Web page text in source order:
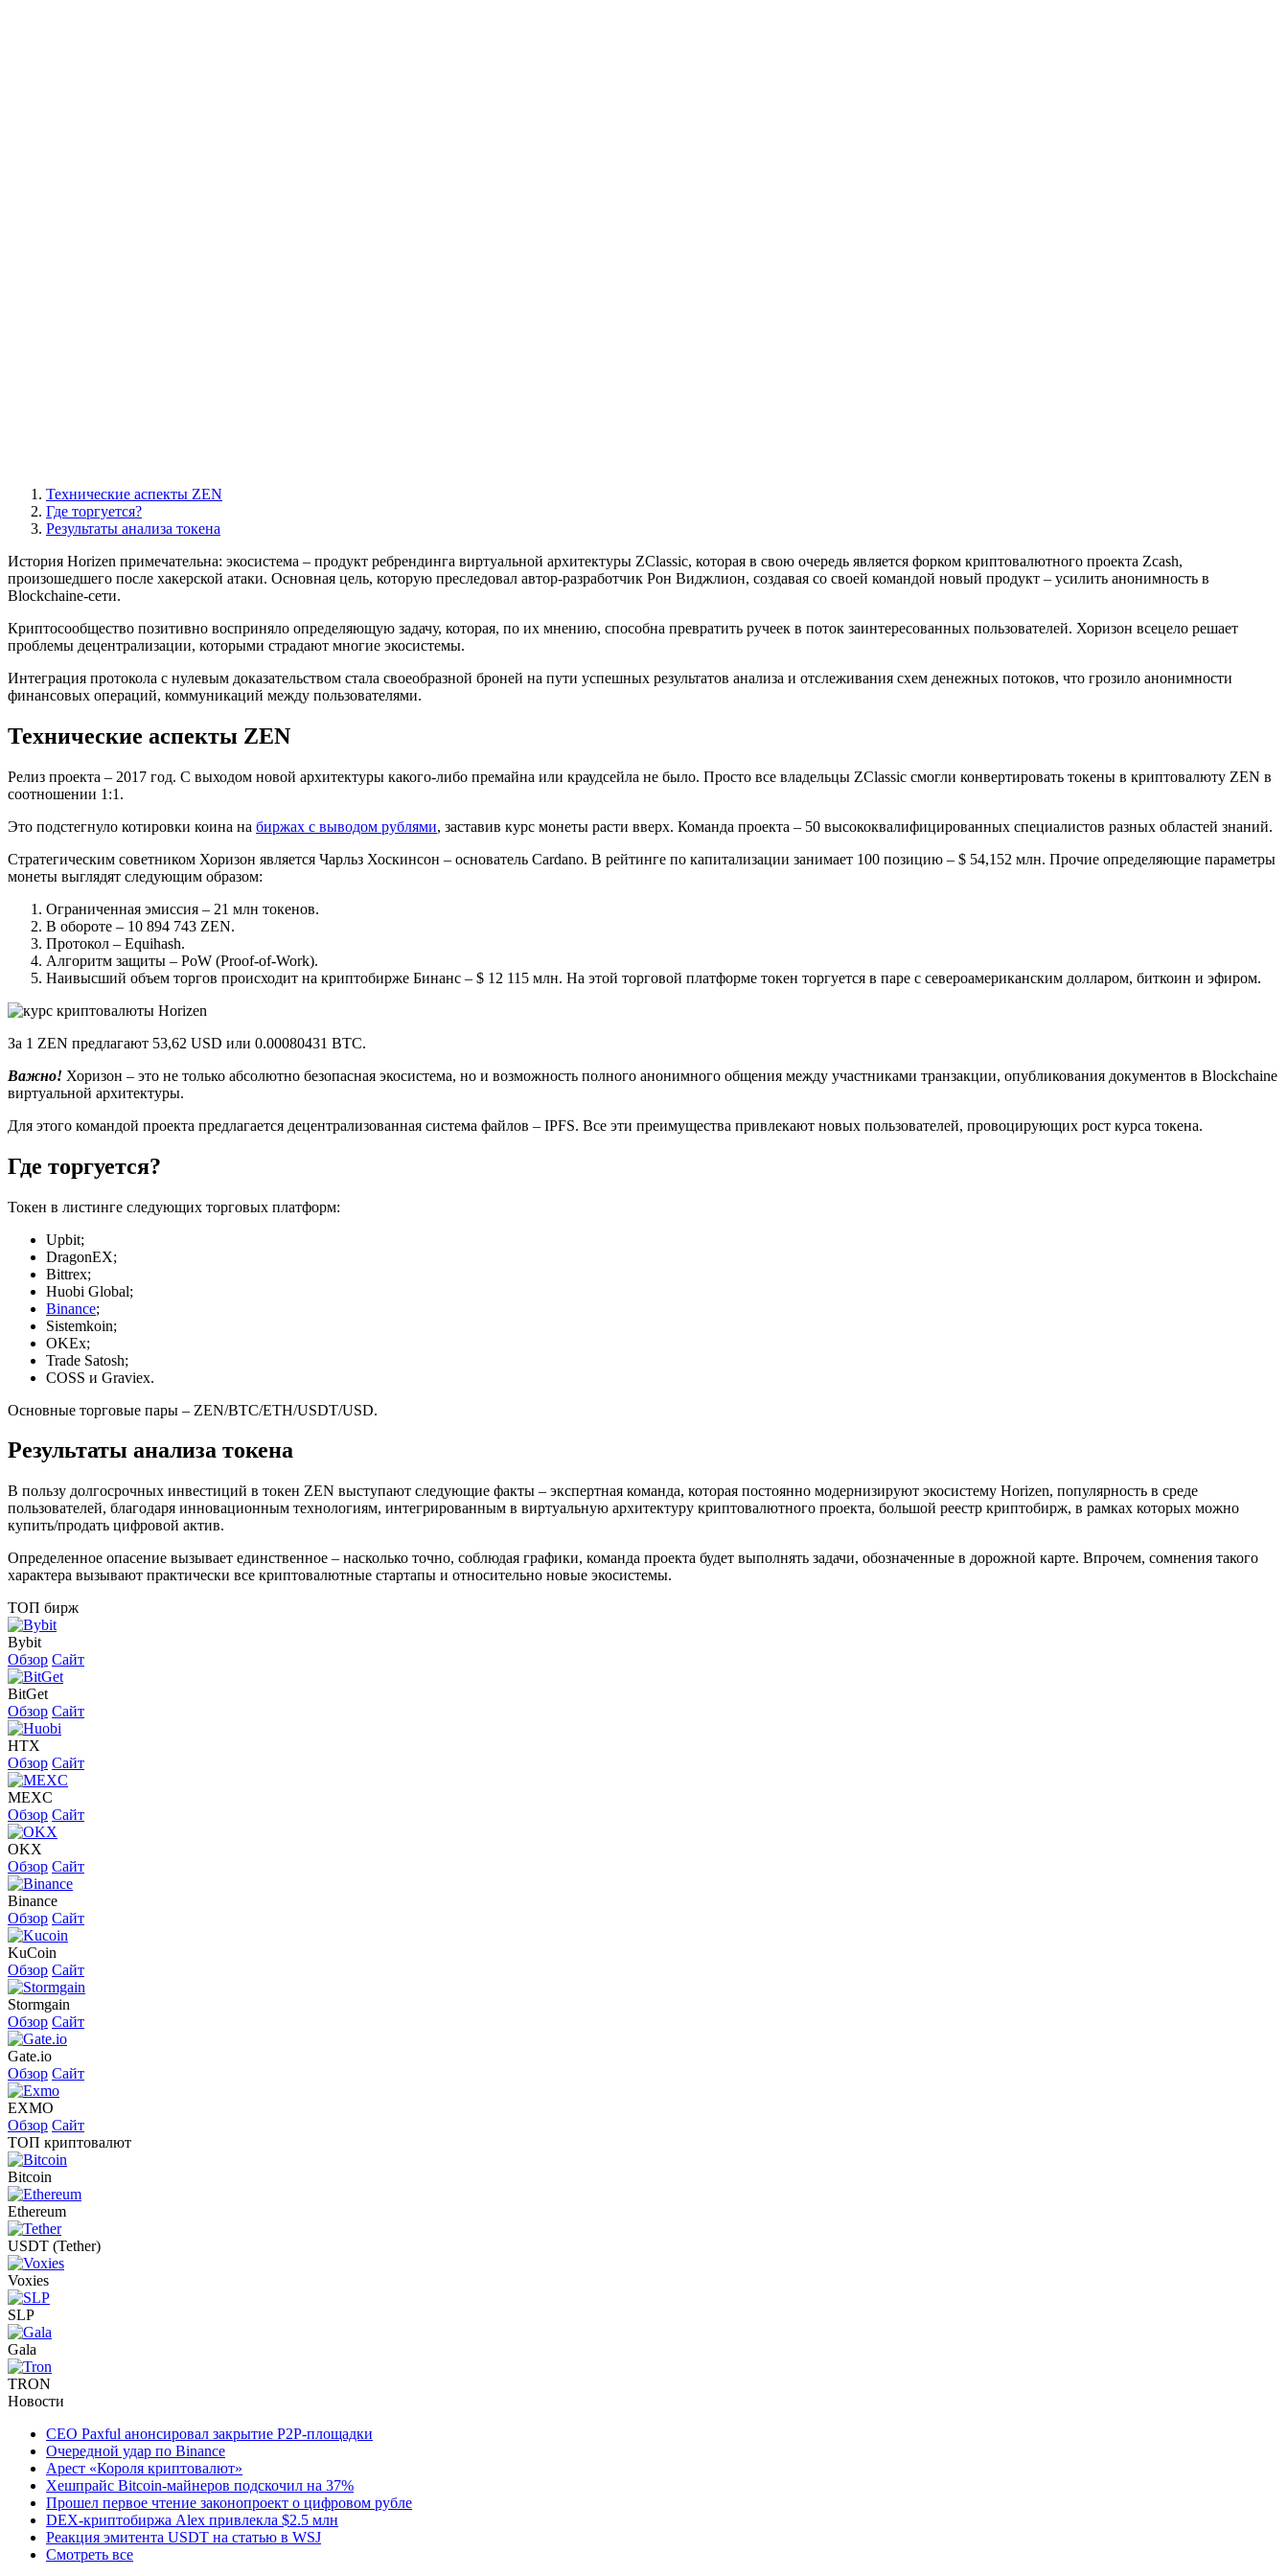
Технические аспекты ZEN
Где торгуется?
Результаты анализа токена
История Horizen примечательна: экосистема – продукт ребрендинга виртуальной архитектуры ZClassic, которая в свою очередь является форком криптовалютного проекта Zcash,
произошедшего после хакерской атаки. Основная цель, которую преследовал автор-разработчик Рон Виджлион, создавая со своей командой новый продукт – усилить анонимность в
Blockchaine-сети.
Криптосообщество позитивно восприняло определяющую задачу, которая, по их мнению, способна превратить ручеек в поток заинтересованных пользователей. Хоризон всецело решает
проблемы децентрализации, которыми страдают многие экосистемы.
Интеграция протокола с нулевым доказательством стала своеобразной броней на пути успешных результатов анализа и отслеживания схем денежных потоков, что грозило анонимности
финансовых операций, коммуникаций между пользователями.
Технические аспекты ZEN
Релиз проекта – 2017 год. С выходом новой архитектуры какого-либо премайна или краудсейла не было. Просто все владельцы ZClassic смогли конвертировать токены в криптовалюту ZEN в
соотношении 1:1.
Это подстегнуло котировки коина на биржах с выводом рублями, заставив курс монеты расти вверх. Команда проекта – 50 высококвалифицированных специалистов разных областей знаний.
Стратегическим советником Хоризон является Чарльз Хоскинсон – основатель Cardano. В рейтинге по капитализации занимает 100 позицию – $ 54,152 млн. Прочие определяющие параметры
монеты выглядят следующим образом:
Ограниченная эмиссия – 21 млн токенов.
В обороте – 10 894 743 ZEN.
Протокол – Equihash.
Алгоритм защиты – PoW (Proof-of-Work).
Наивысший объем торгов происходит на криптобирже Бинанс – $ 12 115 млн. На этой торговой платформе токен торгуется в паре с североамериканским долларом, биткоин и эфиром.
За 1 ZEN предлагают 53,62 USD или 0.00080431 BTC.
Важно! Хоризон – это не только абсолютно безопасная экосистема, но и возможность полного анонимного общения между участниками транзакции, опубликования документов в Blockchaine
виртуальной архитектуры.
Для этого командой проекта предлагается децентрализованная система файлов – IPFS. Все эти преимущества привлекают новых пользователей, провоцирующих рост курса токена.
Где торгуется?
Токен в листинге следующих торговых платформ:
Upbit;
DragonEX;
Bittrex;
Huobi Global;
Binance;
Sistemkoin;
OKEx;
Trade Satosh;
COSS и Graviex.
Основные торговые пары – ZEN/BTC/ETH/USDT/USD.
Результаты анализа токена
В пользу долгосрочных инвестиций в токен ZEN выступают следующие факты – экспертная команда, которая постоянно модернизируют экосистему Horizen, популярность в среде
пользователей, благодаря инновационным технологиям, интегрированным в виртуальную архитектуру криптовалютного проекта, большой реестр криптобирж, в рамках которых можно
купить/продать цифровой актив.
Определенное опасение вызывает единственное – насколько точно, соблюдая графики, команда проекта будет выполнять задачи, обозначенные в дорожной карте. Впрочем, сомнения такого
характера вызывают практически все криптовалютные стартапы и относительно новые экосистемы.
ТОП бирж
Bybit
Обзор Сайт
BitGet
Обзор Сайт
HTX
Обзор Сайт
MEXC
Обзор Сайт
OKX
Обзор Сайт
Binance
Обзор Сайт
KuCoin
Обзор Сайт
Stormgain
Обзор Сайт
Gate.io
Обзор Сайт
EXMO
Обзор Сайт
ТОП криптовалют
Bitcoin
Ethereum
USDT (Tether)
Voxies
SLP
Gala
TRON
Новости
CEO Paxful анонсировал закрытие P2P-площадки
Очередной удар по Binance
Арест «Короля криптовалют»
Хешпрайс Bitcoin-майнеров подскочил на 37%
Прошел первое чтение законопроект о цифровом рубле
DEX-криптобиржа Alex привлекла $2.5 млн
Реакция эмитента USDT на статью в WSJ
Смотреть все